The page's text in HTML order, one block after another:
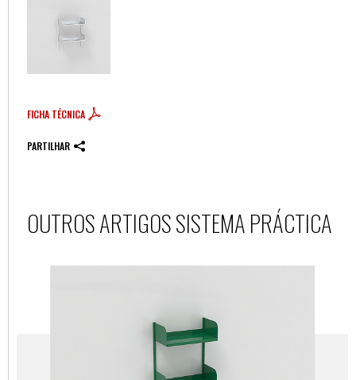
FICHA TÉCNICA
PARTILHAR
OUTROS ARTIGOS SISTEMA PRÁCTICA